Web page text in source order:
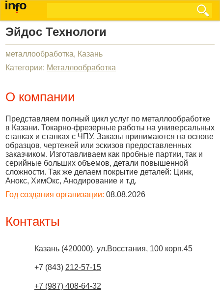
Эйдос Технологи
металлообработка, Казань
Категории: Металлообработка
О компании
Представляем полный цикл услуг по металлообработке
в Казани. Токарно-фрезерные работы на универсальных
станках и станках с ЧПУ. Заказы принимаются на основе
образцов, чертежей или эскизов предоставленных
заказчиком. Изготавливаем как пробные партии, так и
серийные больших объемов, детали повышенной
сложности. Так же делаем покрытие деталей: Цинк,
Анокс, ХимОкс, Анодирование и т.д.
Год создания организации: 08.08.2026
Контакты
Казань (420000), ул.Восстания, 100 корп.45
+7 (843) 212-57-15
+7 (987) 408-64-32